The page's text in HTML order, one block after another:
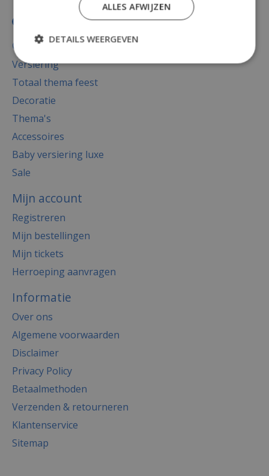
Categorieën
Versiering
Totaal thema feest
Decoratie
Thema's
Accessoires
Baby versiering luxe
Sale
Mijn account
Registreren
Mijn bestellingen
Mijn tickets
Herroeping aanvragen
Informatie
Over ons
Algemene voorwaarden
Disclaimer
Privacy Policy
Betaalmethoden
Verzenden & retourneren
Klantenservice
Sitemap
ALLES AFWIJZEN
DETAILS WEERGEVEN